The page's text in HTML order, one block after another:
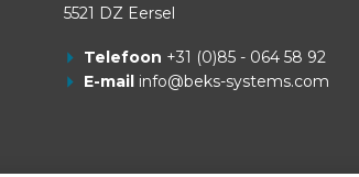
5521 DZ Eersel
Telefoon +31 (0)85 - 064 58 92
E-mail info@beks-systems.com